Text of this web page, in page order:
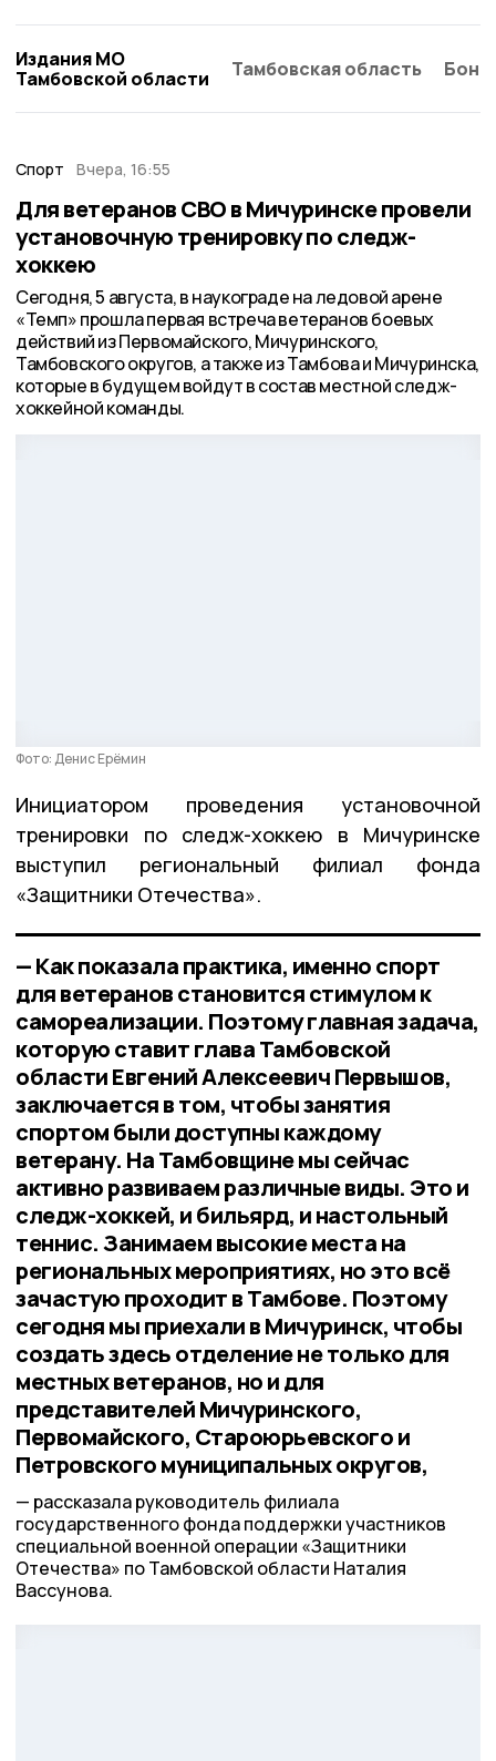
Издания МО
Тамбовской области
Тамбовская область
Спорт Вчера, 16:55
Для ветеранов СВО в Мичуринске провели
установочную тренировку по следж-
хоккею
Сегодня, 5 августа, в наукограде на ледовой арене
«Темп» прошла первая встреча ветеранов боевых
действий из Первомайского, Мичуринского,
Тамбовского округов, а также из Тамбова и Мичуринска,
которые в будущем войдут в состав местной следж-
хоккейной команды.
Фото: Денис Ерёмин
Инициатором проведения установочной
тренировки по следж-хоккею в Мичуринске
выступил региональный филиал фонда
«Защитники Отечества».
— Как показала практика, именно спорт
для ветеранов становится стимулом к
самореализации. Поэтому главная задача,
которую ставит глава Тамбовской
области Евгений Алексеевич Первышов,
заключается в том, чтобы занятия
спортом были доступны каждому
ветерану. На Тамбовщине мы сейчас
активно развиваем различные виды. Это и
следж-хоккей, и бильярд, и настольный
теннис. Занимаем высокие места на
региональных мероприятиях, но это всё
зачастую проходит в Тамбове. Поэтому
сегодня мы приехали в Мичуринск, чтобы
создать здесь отделение не только для
местных ветеранов, но и для
представителей Мичуринского,
Первомайского, Староюрьевского и
Петровского муниципальных округов,
рассказала руководитель филиала
государственного фонда поддержки участников
специальной военной операции «Защитники
Отечества» по Тамбовской области Наталия
Вассунова.